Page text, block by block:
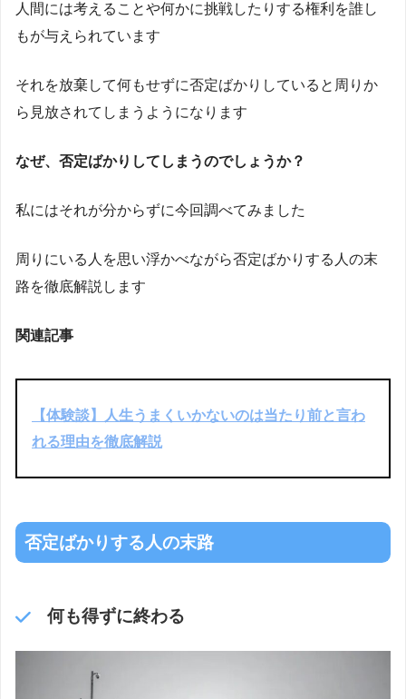
人間には考えることや何かに挑戦したりする権利を誰し
もが与えられています
それを放棄して何もせずに否定ばかりしていると周りか
ら見放されてしまうようになります
なぜ、否定ばかりしてしまうのでしょうか？
私にはそれが分からずに今回調べてみました
周りにいる人を思い浮かべながら否定ばかりする人の末
路を徹底解説します
関連記事
【体験談】人生うまくいかないのは当たり前と言わ
れる理由を徹底解説
否定ばかりする人の末路
何も得ずに終わる